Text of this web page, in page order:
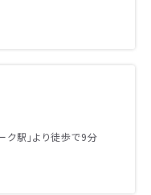
ク駅」より徒歩で9分